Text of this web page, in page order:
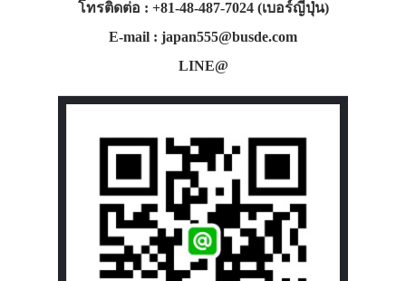
โทรติดต่อ : +81-48-487-7024 (เบอร์ญี่ปุ่น)
E-mail : japan555@busde.com
LINE@